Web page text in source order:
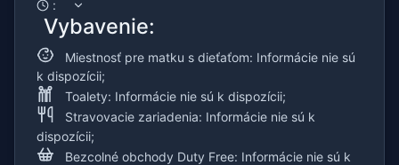
:
Vybavenie:
Miestnosť pre matku s dieťaťom: Informácie nie sú
k dispozícii;
Toalety: Informácie nie sú k dispozícii;
Stravovacie zariadenia: Informácie nie sú k
dispozícii;
Bezcolné obchody Duty Free: Informácie nie sú k